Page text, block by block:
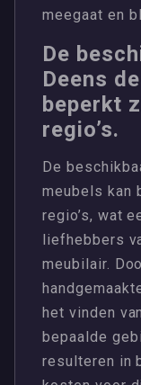
meegaat en
De
Deens
beperkt
regio’s.
De
meubels kan
regio’s, wat
liefhebbers
meubilair.
het vinden
bepaalde
resulteren in